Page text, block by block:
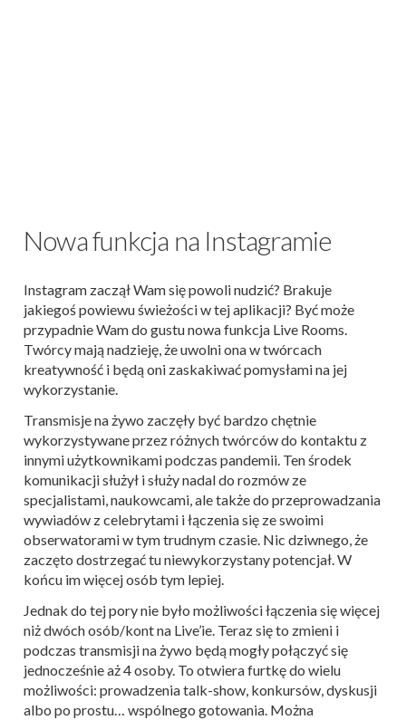
Nowa funkcja na Instagramie
Instagram zaczął Wam się powoli nudzić? Brakuje
jakiegoś powiewu świeżości w tej aplikacji? Być może
przypadnie Wam do gustu nowa funkcja Live Rooms.
Twórcy mają nadzieję, że uwolni ona w twórcach
kreatywność i będą oni zaskakiwać pomysłami na jej
wykorzystanie.
Transmisje na żywo zaczęły być bardzo chętnie
wykorzystywane przez różnych twórców do kontaktu z
innymi użytkownikami podczas pandemii. Ten środek
komunikacji służył i służy nadal do rozmów ze
specjalistami, naukowcami, ale także do przeprowadzania
wywiadów z celebrytami i łączenia się ze swoimi
obserwatorami w tym trudnym czasie. Nic dziwnego, że
zaczęto dostrzegać tu niewykorzystany potencjał. W
końcu im więcej osób tym lepiej.
Jednak do tej pory nie było możliwości łączenia się więcej
niż dwóch osób/kont na Live’ie. Teraz się to zmieni i
podczas transmisji na żywo będą mogły połączyć się
jednocześnie aż 4 osoby. To otwiera furtkę do wielu
możliwości: prowadzenia talk-show, konkursów, dyskusji
albo po prostu… wspólnego gotowania. Można